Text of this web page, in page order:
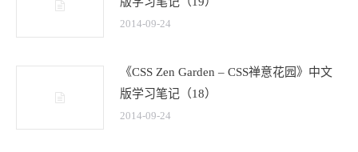
2014-09-24
《CSS Zen Garden – CSS禅意花园》中文
版学习笔记（18）
2014-09-24